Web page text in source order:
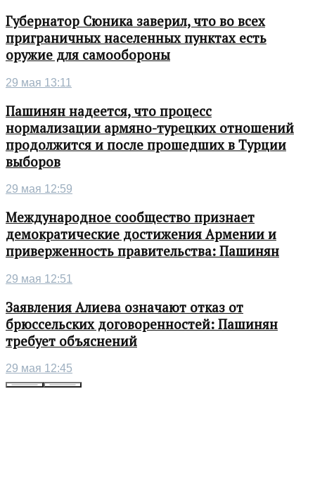
Губернатор Сюника заверил, что во всех
приграничных населенных пунктах есть
оружие для самообороны
29 мая 13:11
Пашинян надеется, что процесс
нормализации армяно-турецких отношений
продолжится и после прошедших в Турции
выборов
29 мая 12:59
Международное сообщество признает
демократические достижения Армении и
приверженность правительства: Пашинян
29 мая 12:51
Заявления Алиева означают отказ от
брюссельских договоренностей: Пашинян
требует объяснений
29 мая 12:45